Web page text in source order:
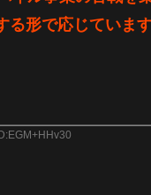
形で応じています